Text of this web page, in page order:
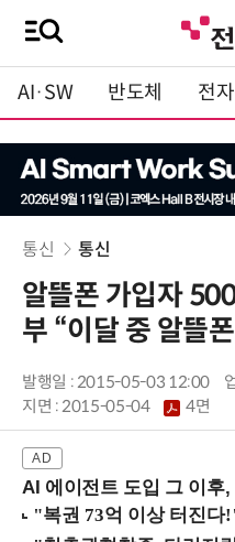
AI·SW 반도체 전자
통신 통신
알뜰폰 가입자
부 “이달 중 알뜰
발행일 : 2015-05-03 12:00
지면 :2015-05-04 4면
AI 에이전트 도입 그 이후,